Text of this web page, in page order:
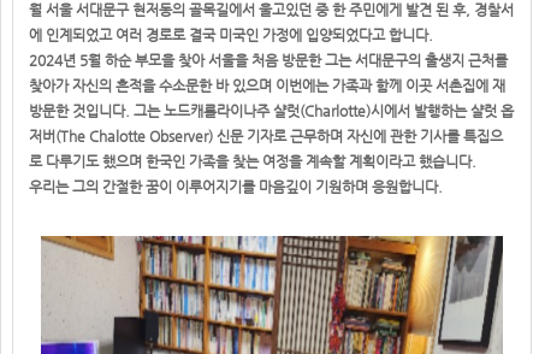
월 서울 서대문구 현저동의 골목길에서 울고있던 중 한 주민에게 발견 된 후, 경찰서
에 인계되었고 여러 경로로 결국 미국인 가정에 입양되었다고 합니다.
2024년 5월 하순 부모을 찾아 서울을 처음 방문한 그는 서대문구의 출생지 근처를
찾아가 자신의 흔적을 수소문한 바 있으며 이번에는 가족과 함께 이곳 서촌집에 재
방문한 것입니다. 그는 노드캐롤라이나주 샬럿(Charlotte)시에서 발행하는 샬럿 옵
저버(The Chalotte Observer) 신문 기자로 근무하며 자신에 관한 기사를 특집으
로 다루기도 했으며 한국인 가족을 찾는 여정을 계속할 계획이라고 했습니다.
우리는 그의 간절한 꿈이 이루어지기를 마음깊이 기원하며 응원합니다.